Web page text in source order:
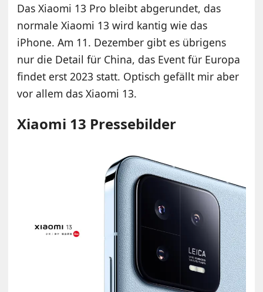
Das Xiaomi 13 Pro bleibt abgerundet, das
normale Xiaomi 13 wird kantig wie das
iPhone. Am 11. Dezember gibt es übrigens
nur die Detail für China, das Event für Europa
findet erst 2023 statt. Optisch gefällt mir aber
vor allem das Xiaomi 13.
Xiaomi 13 Pressebilder